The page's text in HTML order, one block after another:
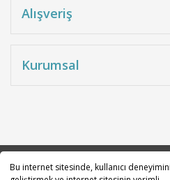
Bu internet sitesinde, kullanıcı deneyimini
Alışveriş
Kurumsal
Copyright 2010© Tüm hakları